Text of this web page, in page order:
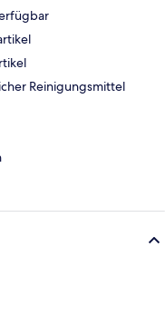
Reinigungsmittel